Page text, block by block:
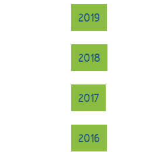
2019
2018
2017
2016